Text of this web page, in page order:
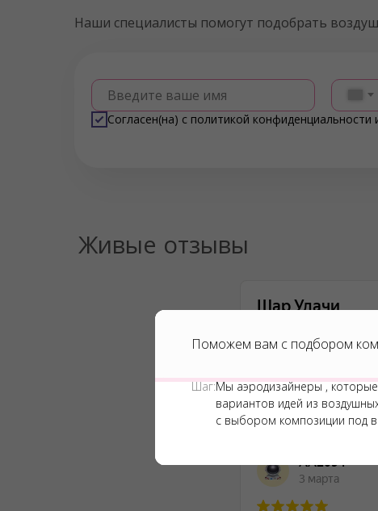
Поможем вам с подбором
Шаг:Мы аэродизайнеры ,
вариантов идей из
с выбором композиции под
Наши специалисты помогут подобрать
Введите ваше имя
Согласен(на) с политикой конфиденциальности
Живые отзывы